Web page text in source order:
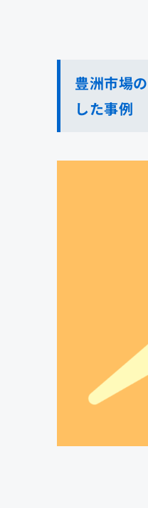
豊洲市場
した事例